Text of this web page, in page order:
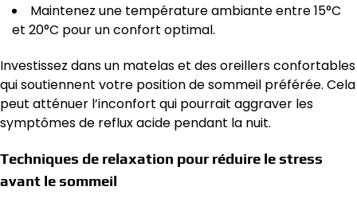
Maintenez une température ambiante entre 15°C
et 20°C pour un confort optimal.
Investissez dans un matelas et des oreillers confortables
qui soutiennent votre position de sommeil préférée. Cela
peut atténuer l’inconfort qui pourrait aggraver les
symptômes de reflux acide pendant la nuit.
Techniques de relaxation pour réduire le stress
avant le sommeil